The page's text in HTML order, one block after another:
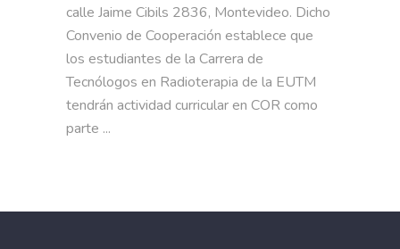
calle Jaime Cibils 2836, Montevideo. Dicho
Convenio de Cooperación establece que
los estudiantes de la Carrera de
Tecnólogos en Radioterapia de la EUTM
tendrán actividad curricular en COR como
parte